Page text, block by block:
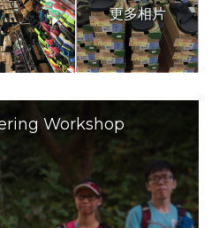
更多相片
Workshop